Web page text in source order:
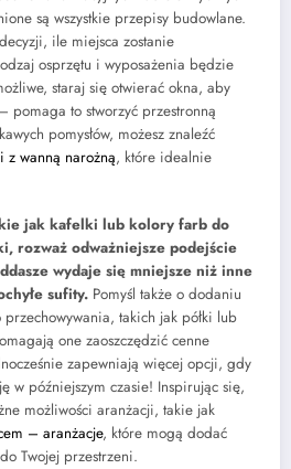
są wszystkie przepisy budowlane.
ile miejsca zostanie
osprzętu i wyposażenia będzie
staraj się otwierać okna, aby
pomaga to stworzyć przestronną
pomysłów, możesz znaleźć
z wanną narożną, które idealnie
jak kafelki lub kolory farb do
rozważ odważniejsze podejście
wydaje się mniejsze niż inne
sufity. Pomyśl także o dodaniu
takich jak półki lub
one zaoszczędzić cenne
zapewniają więcej opcji, gdy
w późniejszym czasie! Inspirując się,
możliwości aranżacji, takie jak
– aranżacje, które mogą dodać
Twojej przestrzeni.